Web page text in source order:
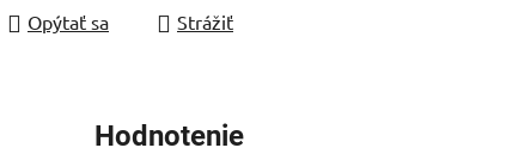
Opýtať sa
Strážiť
Hodnotenie